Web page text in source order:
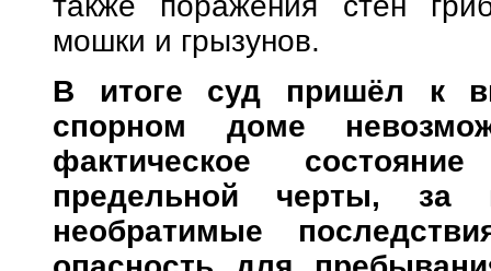
мошки и грызунов.
В итоге суд пришёл к
спорном доме
фактическое
предельной черты, за
необратимые